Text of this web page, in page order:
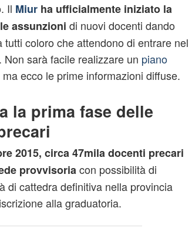
Il Miurha ufficialmente iniziato la
assunzioni di nuovi docenti dando
tutti coloro che attendono di entrare nel
sarà facile realizzare un piano
ma ecco le prime informazioni diffuse.
la prima fase delle
2015, circa 47mila docenti precari
provvisoria con possibilità di
di cattedra definitiva nella provincia
alla graduatoria.